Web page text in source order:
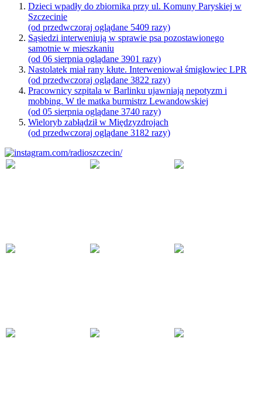
Dzieci wpadły do zbiornika przy ul. Komuny Paryskiej w
Szczecinie
(od przedwczoraj oglądane 5409 razy)
Sąsiedzi interweniują w sprawie psa pozostawionego
samotnie w mieszkaniu
(od 06 sierpnia oglądane 3901 razy)
Nastolatek miał rany kłute. Interweniował śmigłowiec LPR
(od przedwczoraj oglądane 3822 razy)
Pracownicy szpitala w Barlinku ujawniają nepotyzm i
mobbing. W tle matka burmistrz Lewandowskiej
(od 05 sierpnia oglądane 3740 razy)
Wieloryb zabłądził w Międzyzdrojach
(od przedwczoraj oglądane 3182 razy)